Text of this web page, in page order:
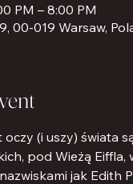
PM – 8:00 PM
00-019 Warsaw,
oczy (i uszy) świata
pod Wieżą
jak Edith